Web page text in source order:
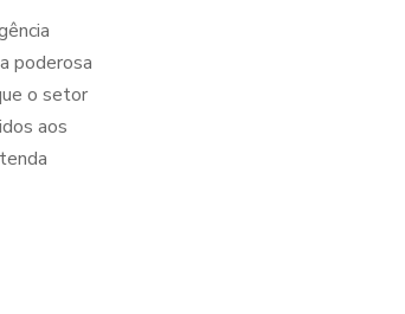
poderosa
o setor
aos